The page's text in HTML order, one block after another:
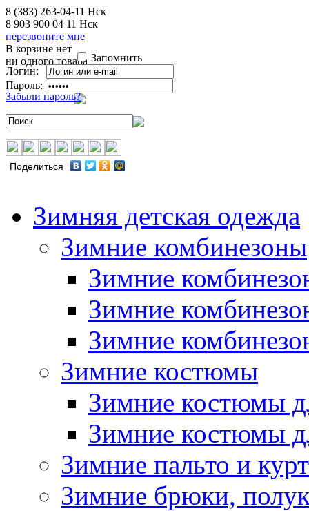
8 (383) 263-04-11 Нск
8 903 900 04 11 Нск
перезвоните мне
В корзине нет
ни одного товара Запомнить
Логин:
Пароль:
Забыли пароль?
Поделиться
Зимняя детская одежда
Зимние комбинезоны
Зимние
Зимние
Зимние
Зимние костюмы
Зимние костюмы
Зимние костюмы
Зимние пальто и
Зимние брюки,